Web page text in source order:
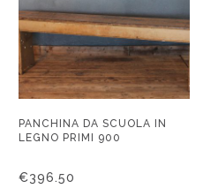
PANCHINA DA SCUOLA IN
LEGNO PRIMI 900
€396.50